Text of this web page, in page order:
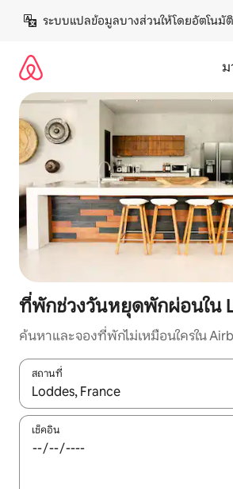
เนื้อหา
ระบบแปลข้อมูลบางส่วนให้โดยอัตโนมัติ
ที่พักช่วงวันหยุดพักผ่อนใน
ค้นหาและจองที่พักไม่เหมือนใครใน
สถานที่
ใช้ลูกศรขึ้นลง หรือใช้การสัมผัสหรือปัด เพื่
เช็คอิน